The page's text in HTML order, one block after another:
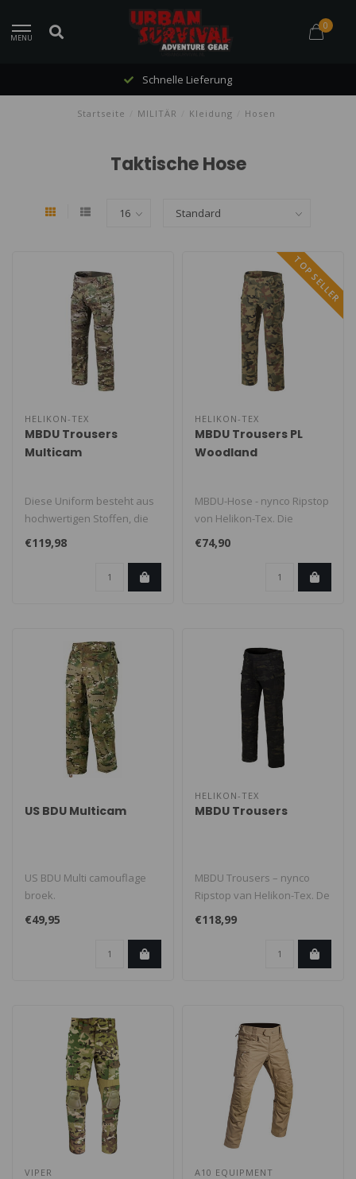
MENU
0
Schnelle Lieferung
Startseite MILITÄR Kleidung Hosen
Taktische Hose
HELIKON-TEX
MBDU Trousers
Multicam
Diese Uniform besteht aus
hochwertigen Stoffen, die
sorgfältig ausgewählt wurd..
€119,98
TOP SELLER
HELIKON-TEX
MBDU Trousers PL
Woodland
MBDU-Hose - nynco Ripstop
von Helikon-Tex. Die
MBDU®-Hose ist Teil der
modernen..
€74,90
US BDU Multicam
US BDU Multi camouflage
broek.
€49,95
HELIKON-TEX
MBDU Trousers
MBDU Trousers – nynco
Ripstop van Helikon-Tex. De
MBDU® broek is een
onderdee..
€118,99
VIPER A10 EQUIPMENT